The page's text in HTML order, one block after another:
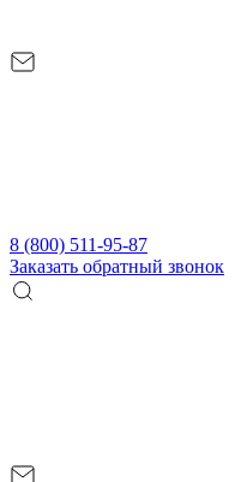
8 (800) 511-95-87
Заказать обратный звонок